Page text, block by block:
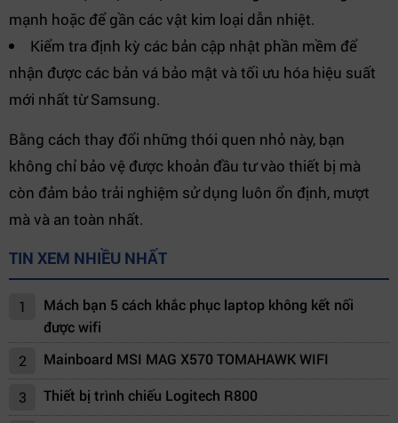
mạnh hoặc để gần các vật kim loại dẫn nhiệt.
Kiểm tra định kỳ các bản cập nhật phần mềm để
nhận được các bản vá bảo mật và tối ưu hóa hiệu suất
mới nhất từ Samsung.
Bằng cách thay đổi những thói quen nhỏ này, bạn
không chỉ bảo vệ được khoản đầu tư vào thiết bị mà
còn đảm bảo trải nghiệm sử dụng luôn ổn định, mượt
mà và an toàn nhất.
TIN XEM NHIỀU NHẤT
1
Mách bạn 5 cách khắc phục laptop không kết nối
được wifi
2
Mainboard MSI MAG X570 TOMAHAWK WIFI
3 Thiết bị trình chiếu Logitech R800